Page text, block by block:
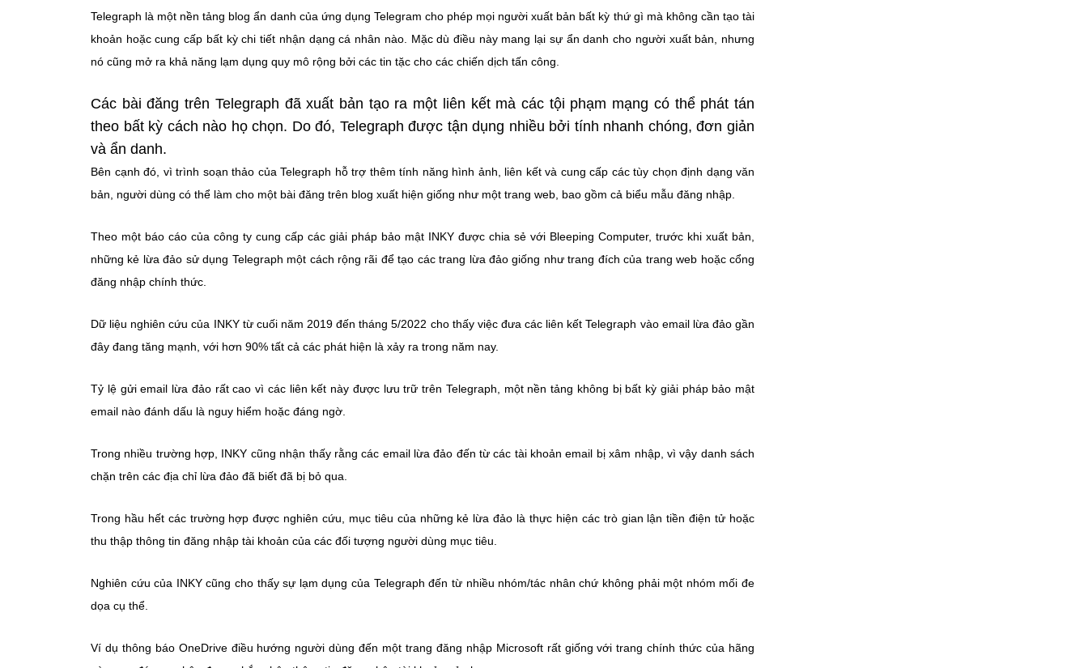
Telegraph là một nền tảng blog ẩn danh của ứng dụng Telegram cho phép mọi người xuất bản bất kỳ thứ gì mà không cần tạo tài
khoản hoặc cung cấp bất kỳ chi tiết nhận dạng cá nhân nào. Mặc dù điều này mang lại sự ẩn danh cho người xuất bản, nhưng
nó cũng mở ra khả năng lạm dụng quy mô rộng bởi các tin tặc cho các chiến dịch tấn công.
Các bài đăng trên Telegraph đã xuất bản tạo ra một liên kết mà các tội phạm mạng có thể phát tán
theo bất kỳ cách nào họ chọn. Do đó, Telegraph được tận dụng nhiều bởi tính nhanh chóng, đơn giản
và ẩn danh.
Bên cạnh đó, vì trình soạn thảo của Telegraph hỗ trợ thêm tính năng hình ảnh, liên kết và cung cấp các tùy chọn định dạng văn
bản, người dùng có thể làm cho một bài đăng trên blog xuất hiện giống như một trang web, bao gồm cả biểu mẫu đăng nhập.
Theo một báo cáo của công ty cung cấp các giải pháp bảo mật INKY được chia sẻ với Bleeping Computer, trước khi xuất bản,
những kẻ lừa đảo sử dụng Telegraph một cách rộng rãi để tạo các trang lừa đảo giống như trang đích của trang web hoặc cổng
đăng nhập chính thức.
Dữ liệu nghiên cứu của INKY từ cuối năm 2019 đến tháng 5/2022 cho thấy việc đưa các liên kết Telegraph vào email lừa đảo gần
đây đang tăng mạnh, với hơn 90% tất cả các phát hiện là xảy ra trong năm nay.
Tỷ lệ gửi email lừa đảo rất cao vì các liên kết này được lưu trữ trên Telegraph, một nền tảng không bị bất kỳ giải pháp bảo mật
email nào đánh dấu là nguy hiểm hoặc đáng ngờ.
Trong nhiều trường hợp, INKY cũng nhận thấy rằng các email lừa đảo đến từ các tài khoản email bị xâm nhập, vì vậy danh sách
chặn trên các địa chỉ lừa đảo đã biết đã bị bỏ qua.
Trong hầu hết các trường hợp được nghiên cứu, mục tiêu của những kẻ lừa đảo là thực hiện các trò gian lận tiền điện tử hoặc
thu thập thông tin đăng nhập tài khoản của các đối tượng người dùng mục tiêu.
Nghiên cứu của INKY cũng cho thấy sự lạm dụng của Telegraph đến từ nhiều nhóm/tác nhân chứ không phải một nhóm mối đe
dọa cụ thể.
Ví dụ thông báo OneDrive điều hướng người dùng đến một trang đăng nhập Microsoft rất giống với trang chính thức của hãng